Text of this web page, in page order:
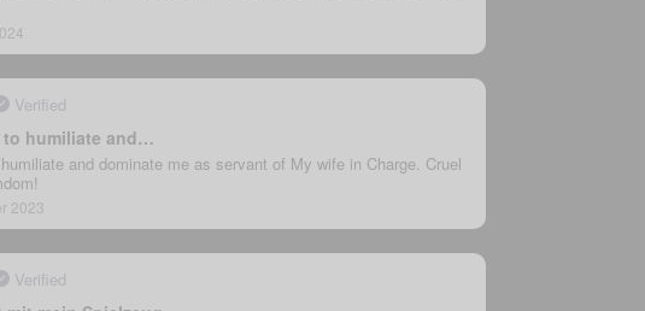
Verified
to humiliate and…
and dominate me as servant of My wife in Charge. Cruel
2023
Verified